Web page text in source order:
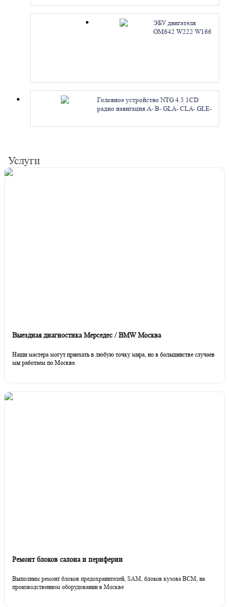
A2749000800. Ремонт
ЭБУ двигателя
OM642 W222 W166
Ремонт
Головное устройство NTG 4.5 1CD
радио навигация A- B- GLA- CLA- GLE-
C218 Мерседес A2469000012
Услуги
Выездная диагностика Мерседес / BMW Москва
Наши мастера могут приехать в любую точку мира, но в большинстве случаев
мы работаем по Москве.
Ремонт блоков салона и периферии
Выполним ремонт блоков предохранителей, SAM, блоков кузова BCM, на
производственном оборудовании в Москве